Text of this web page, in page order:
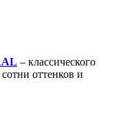
– классического
оттенков и